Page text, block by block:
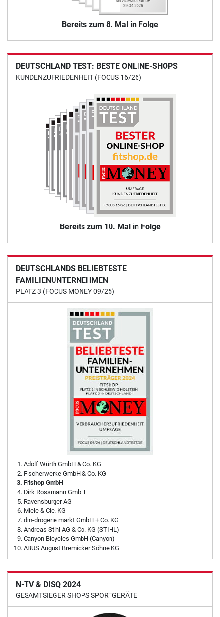
Bereits zum 8. Mal in Folge
DEUTSCHLAND TEST: BESTE ONLINE-SHOPS
KUNDENZUFRIEDENHEIT (FOCUS 16/26)
Bereits zum 10. Mal in Folge
DEUTSCHLANDS BELIEBTESTE
FAMILIENUNTERNEHMEN
PLATZ 3 (FOCUS MONEY 09/25)
Adolf Würth GmbH & Co. KG
Fischerwerke GmbH & Co. KG
Fitshop GmbH
Dirk Rossmann GmbH
Ravensburger AG
Miele & Cie. KG
dm-drogerie markt GmbH + Co. KG
Andreas Stihl AG & Co. KG (STIHL)
Canyon Bicycles GmbH (Canyon)
ABUS August Bremicker Söhne KG
N-TV & DISQ 2024
GESAMTSIEGER SHOPS SPORTGERÄTE